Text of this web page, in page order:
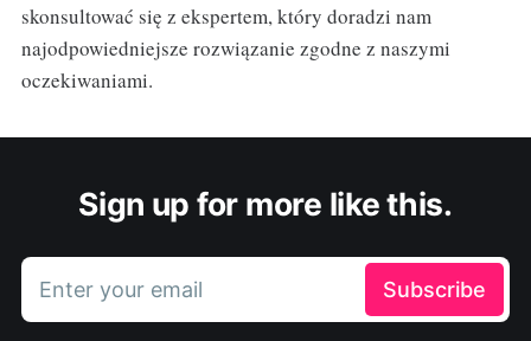
skonsultować się z ekspertem, który doradzi nam
najodpowiedniejsze rozwiązanie zgodne z naszymi
oczekiwaniami.
Sign up for more like this.
Enter your email Subscribe